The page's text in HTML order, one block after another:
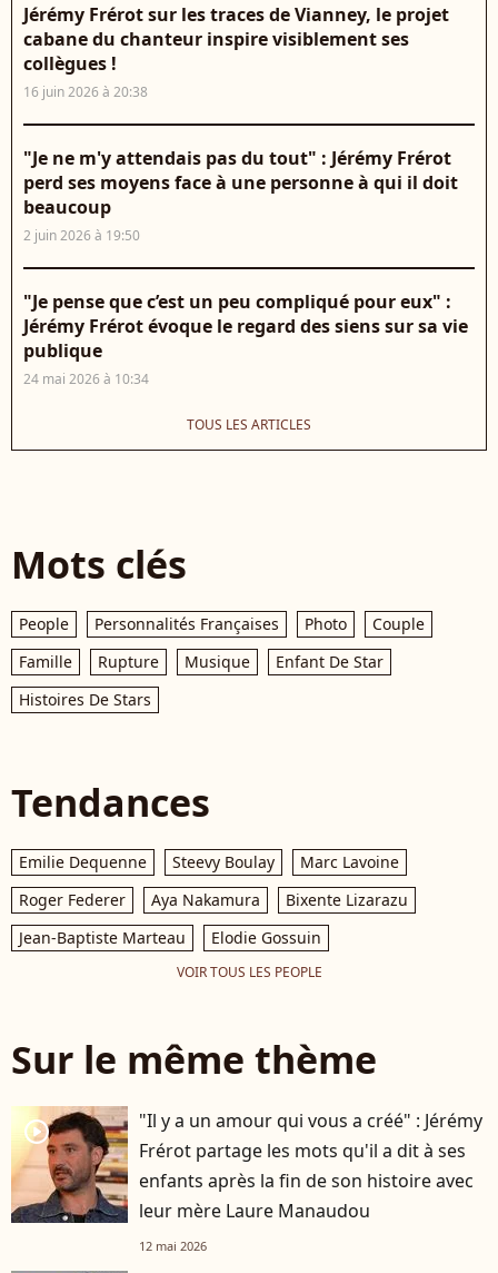
Jérémy Frérot sur les traces de Vianney, le projet
cabane du chanteur inspire visiblement ses
collègues !
16 juin 2026 à 20:38
"Je ne m'y attendais pas du tout" : Jérémy Frérot
perd ses moyens face à une personne à qui il doit
beaucoup
2 juin 2026 à 19:50
"Je pense que c’est un peu compliqué pour eux" :
Jérémy Frérot évoque le regard des siens sur sa vie
publique
24 mai 2026 à 10:34
TOUS LES ARTICLES
Mots clés
People Personnalités Françaises Photo
Couple
Famille
Rupture Musique
Enfant De Star
Histoires De Stars
Tendances
Emilie Dequenne Steevy Boulay
Marc Lavoine
Roger Federer
Aya Nakamura
Bixente Lizarazu
Jean-Baptiste Marteau
Elodie Gossuin
VOIR TOUS LES PEOPLE
Sur le même thème
player2
"Il y a un amour qui vous a créé" : Jérémy
Frérot partage les mots qu'il a dit à ses
enfants après la fin de son histoire avec
leur mère Laure Manaudou
12 mai 2026